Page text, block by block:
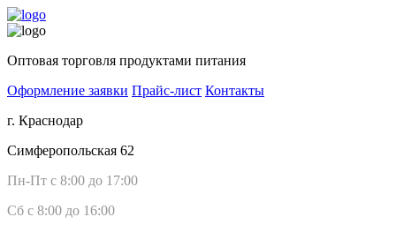
Оптовая торговля продуктами питания
Оформление заявки Прайс-лист Контакты
г. Краснодар
Симферопольская 62
Пн-Пт с 8:00 до 17:00
Сб с 8:00 до 16:00